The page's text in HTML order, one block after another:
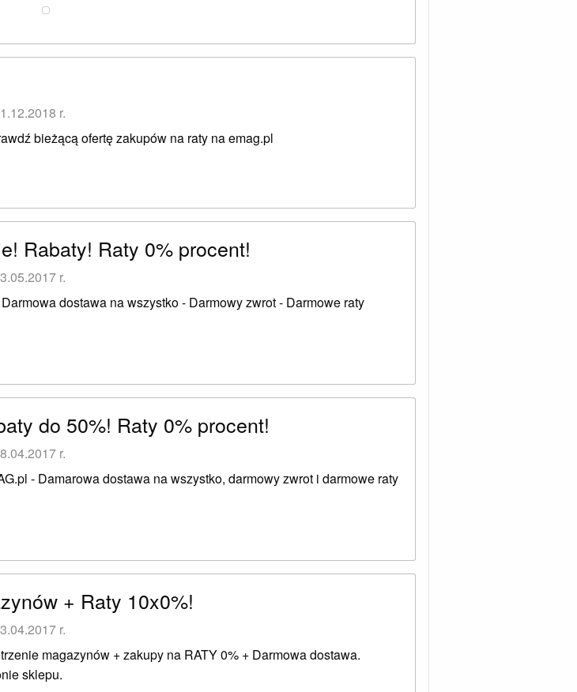
r.
bieżącą ofertę zakupów na raty na emag.pl
Rabaty! Raty 0% procent!
r.
dostawa na wszystko - Darmowy zwrot - Darmowe raty
do 50%! Raty 0% procent!
r.
- Damarowa dostawa na wszystko, darmowy zwrot i darmowe raty
+ Raty 10x0%!
r.
magazynów + zakupy na RATY 0% + Darmowa dostawa.
sklepu.